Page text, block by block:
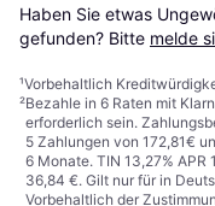
Haben Sie etwas
gefunden? Bitte melde
¹Vorbehaltlich
²Bezahle in 6 Raten mit
erforderlich sein.
5 Zahlungen von 172,81€
6 Monate. TIN 13,27%
36,84 €. Gilt nur für in
Vorbehaltlich der